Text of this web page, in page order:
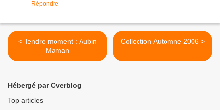
Répondre
< Tendre moment : Aubin
Maman
Collection Automne 2006 >
Hébergé par Overblog
Top articles